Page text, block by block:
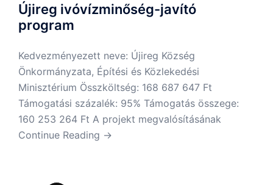
Újireg ivóvízminőség-javító
program
Kedvezményezett neve: Újireg Község
Önkormányzata, Építési és Közlekedési
Minisztérium Összköltség: 168 687 647 Ft
Támogatási százalék: 95% Támogatás összege:
160 253 264 Ft A projekt megvalósításának
Continue Reading →